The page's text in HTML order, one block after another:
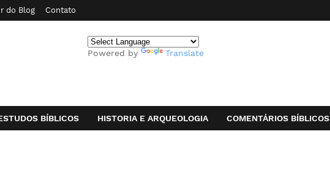
do Blog Contato
Powered by Translate
BÍBLICOS HISTORIA E ARQUEOLOGIA COMENTÁRIOS BÍBLICOS